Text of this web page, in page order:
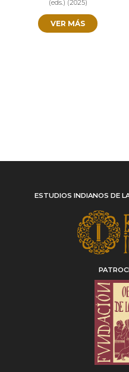
(eds.) (2025)
VER MÁS
ESTUDIOS INDIANOS DE